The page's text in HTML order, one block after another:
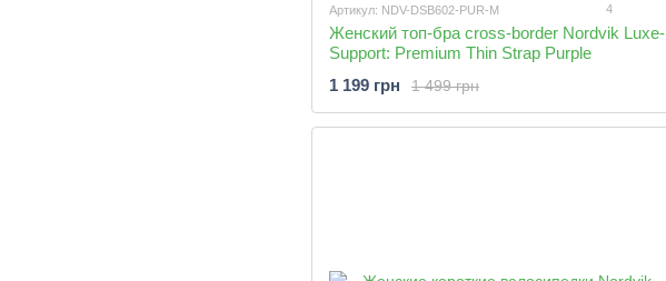
Артикул: NDV-DSB602-PUR-M 4
Женский топ-бра cross-border Nordvik Luxe-
Support: Premium Thin Strap Purple
1 499 грн
1 199 грн